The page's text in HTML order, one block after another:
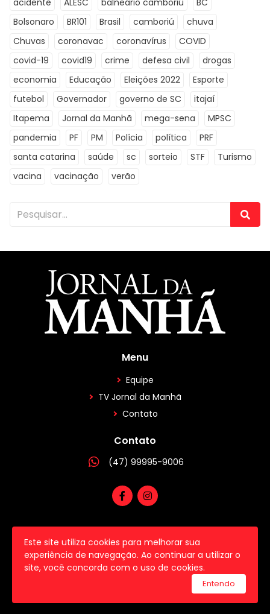
acidente ALESC balneário camboriú
BC
Bolsonaro
BR101 Brasil camboriú
chuva
Chuvas
coronavac coronavírus
COVID
covid-19
covid19 crime defesa civil
drogas
economia
Educação Eleições 2022
Esporte
futebol
Governador governo de SC
itajaí
Itapema
Jornal da Manhã mega-sena
MPSC
pandemia
PF PM Polícia política
PRF
santa catarina
saúde sc sorteio STF
Turismo
vacina
vacinação verão
Este site utiliza cookies para melhorar sua
experiência de navegação. Ao continuar a utilizar o
site, você concorda com o uso de cookies.
Entendo
Menu
Equipe
TV Jornal da Manhã
Contato
Contato
(47) 99995-9006
2026 © Todos os direitos reservados.